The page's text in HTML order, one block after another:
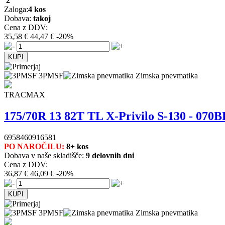
Zaloga:4 kos
Dobava: takoj
Cena z DDV:
35,58 € 44,47 € -20%
3PMSF Zimska pnevmatika
TRACMAX
175/70R 13 82T TL X-Privilo S-130 -
6958460916581
PO NAROČILU: 8+ kos
Dobava v naše skladišče: 9 delovnih dni
Cena z DDV:
36,87 € 46,09 € -20%
3PMSF Zimska pnevmatika